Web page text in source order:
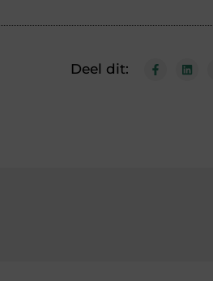
Deel dit: